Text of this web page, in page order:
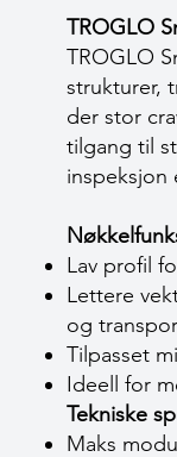
TROGLO
TROGLO
strukturer,
der stor
tilgang til
inspeksjon
Lav profil
Lettere
og
Tilpasset
Ideell for
Tekniske
Maks